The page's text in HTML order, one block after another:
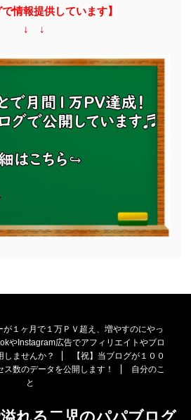
で情報提供しています】
↓ ↓
が１ヶ月で１万ＰＶ超え、増やすのにやっ
やInstagram広告でアフィリエイトやブロ
しませんか？
【祝】当ブログが１００
数のデータを公開します！
自分のこ
と